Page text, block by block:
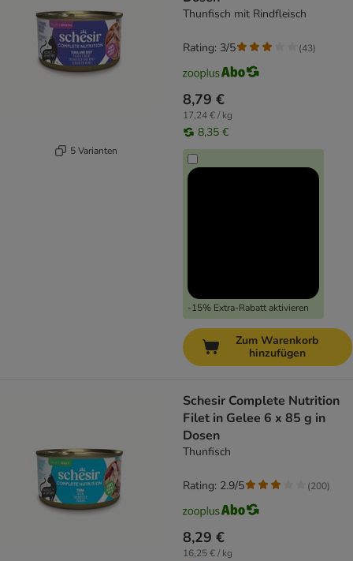
5 Varianten
Thunfisch mit Rindfleisch
8,79 €
17,24 € / kg
8,35 €
-15% Extra-Rabatt aktivieren
Rating: 3/5 (43)
Zum Warenkorb
hinzufügen
Schesir Complete Nutrition
Filet in Gelee 6 x 85 g in
Dosen
Thunfisch
8,29 €
16,25 € / kg
Rating: 2.9/5 (200)